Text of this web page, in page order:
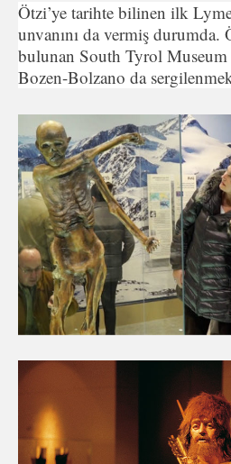
Ötzi’ye tarihte bilinen ilk Lyme
unvanını da vermiş durumda.
bulunan South Tyrol
Bozen-Bolzano da